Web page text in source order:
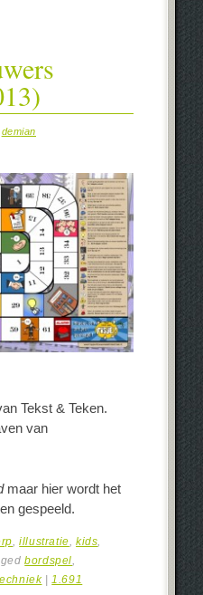
demian
Tekst & Teken.
van
maar hier wordt het
gespeeld.
,illustratie ,kids
bordspel
| 1.691